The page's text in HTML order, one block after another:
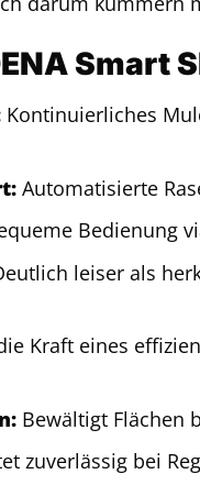
Smart
Kontinuierliches
Automatisierte
Bedienung
leiser als
Kraft eines
Bewältigt Flächen
zuverlässig bei